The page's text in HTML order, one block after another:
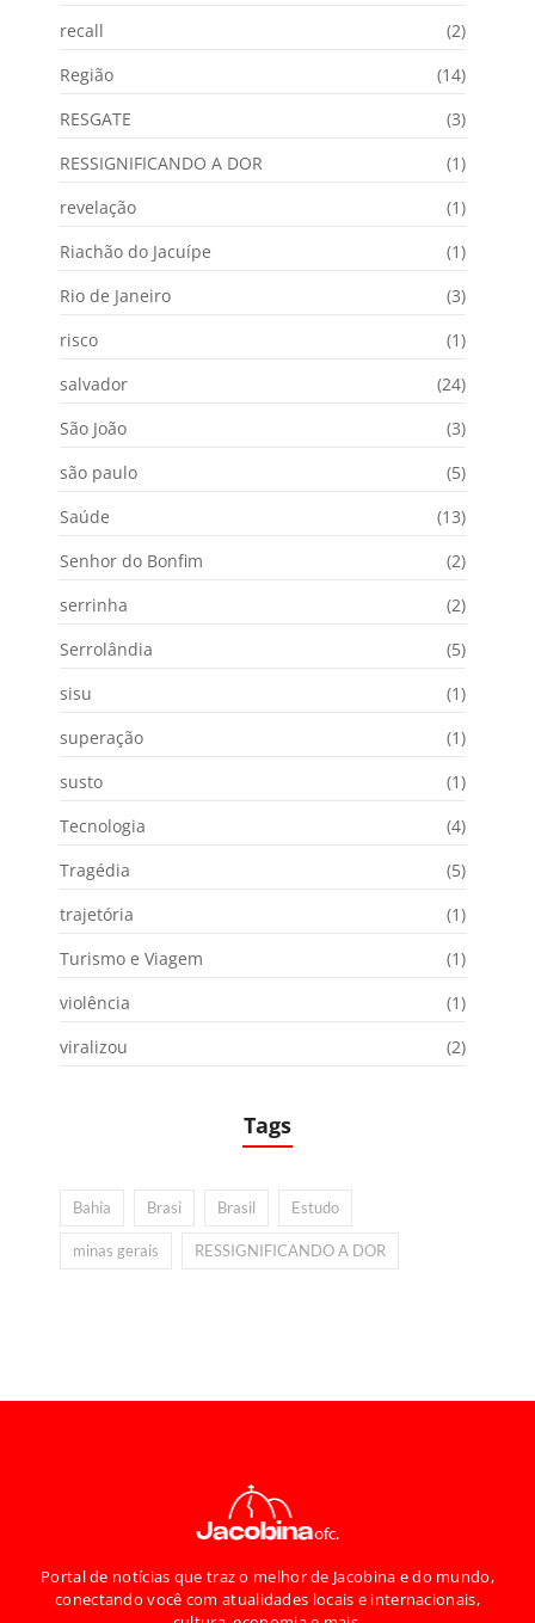
recall
(2)
Região
(14)
RESGATE
(3)
RESSIGNIFICANDO A DOR
(1)
revelação
(1)
Riachão do Jacuípe
(1)
Rio de Janeiro
(3)
risco
(1)
salvador
(24)
São João
(3)
são paulo
(5)
Saúde
(13)
Senhor do Bonfim
(2)
serrinha
(2)
Serrolândia
(5)
sisu
(1)
superação
(1)
susto
(1)
Tecnologia
(4)
Tragédia
(5)
trajetória
(1)
Turismo e Viagem
(1)
violência
(1)
viralizou
(2)
Tags
Bahia Brasi Brasil Estudo
minas gerais RESSIGNIFICANDO A DOR
Portal de notícias que traz o melhor de Jacobina e do mundo,
conectando você com atualidades locais e internacionais,